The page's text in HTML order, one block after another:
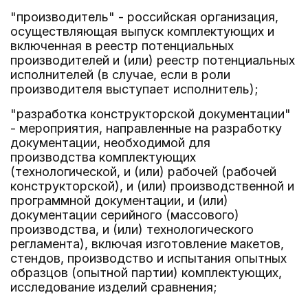
"производитель" - российская организация,
осуществляющая выпуск комплектующих и
включенная в реестр потенциальных
производителей и (или) реестр потенциальных
исполнителей (в случае, если в роли
производителя выступает исполнитель);
"разработка конструкторской документации"
- мероприятия, направленные на разработку
документации, необходимой для
производства комплектующих
(технологической, и (или) рабочей (рабочей
конструкторской), и (или) производственной и
программной документации, и (или)
документации серийного (массового)
производства, и (или) технологического
регламента), включая изготовление макетов,
стендов, производство и испытания опытных
образцов (опытной партии) комплектующих,
исследование изделий сравнения;